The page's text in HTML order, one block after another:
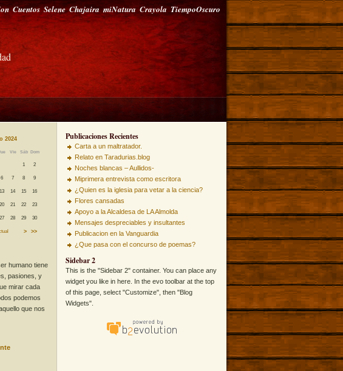
Cuentos Selene Chajaira miNatura Crayola TiempoOscuro
2024
Vie Sáb Dom
1 2
6 7 8 9
13 14 15 16
20 21 22 23
27 28 29 30
> >>
humano tiene
pasiones, y
mirar cada
podemos
que nos
Publicaciones Recientes
Carta a un maltratador.
Relato en Taradurias.blog
Noches blancas – Aullidos-
Miprimera entrevista como escritora
¿Quien es la iglesia para vetar a la ciencia?
Flores cansadas
Apoyo a la Alcaldesa de LA Almolda
Mensajes despreciables y insultantes
Publicacion en la Vanguardia
¿Que pasa con el concurso de poemas?
Sidebar 2
This is the "Sidebar 2" container. You can place any
widget you like in here. In the evo toolbar at the top
of this page, select "Customize", then "Blog
Widgets".